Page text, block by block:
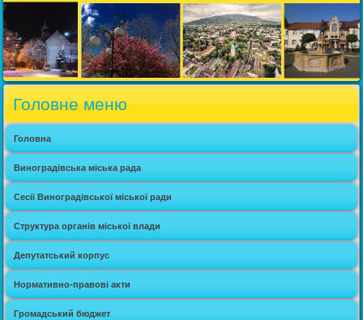
Головне меню
Головна
Виноградівська міська рада
Сесії Виноградівської міської ради
Структура органів міської влади
Депутатський корпус
Нормативно-правові акти
Громадський бюджет